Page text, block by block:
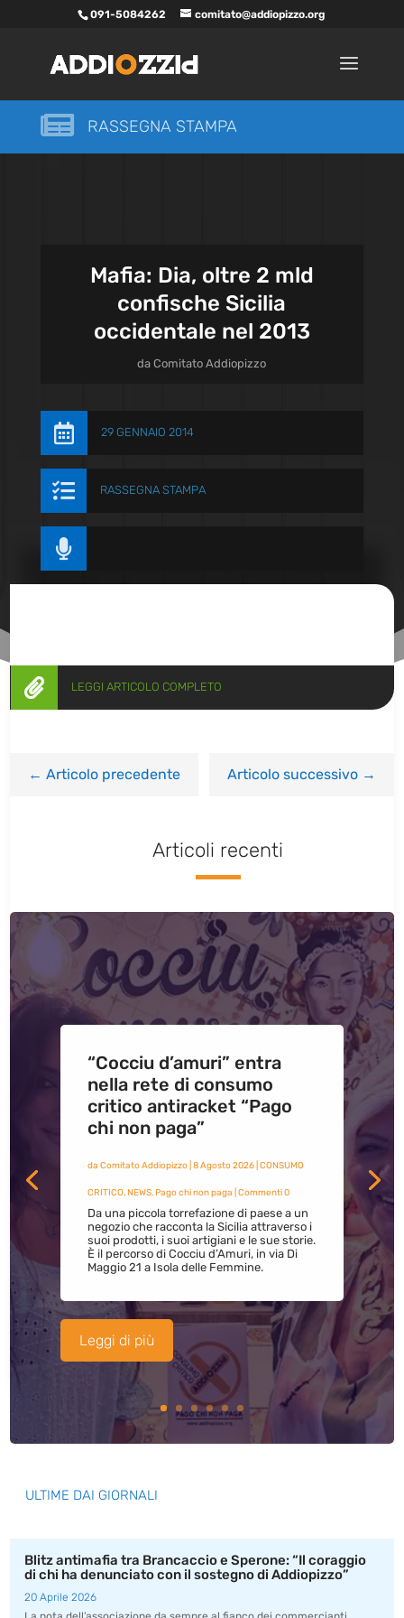
091-5084262 comitato@addiopizzo.org
 RASSEGNA STAMPA
Mafia: Dia, oltre 2 mld
confische Sicilia
occidentale nel 2013
daComitato Addiopizzo
 29 GENNAIO 2014
 RASSEGNA STAMPA

 LEGGI ARTICOLO COMPLETO
←Articolo precedente Articolo successivo→
Articoli recenti
“Cocciu d’amuri” entra
nella rete di consumo
critico antiracket “Pago
chi non paga”
da Comitato Addiopizzo| 8 Agosto 2026| CONSUMO
CRITICO,NEWS,Pago chi non paga | Commenti 0
Da una piccola torrefazione di paese a un
negozio che racconta la Sicilia attraverso i
suoi prodotti, i suoi artigiani e le sue storie.
È il percorso di Cocciu d’Amuri, in via Di
Maggio 21 a Isola delle Femmine.
Leggi di più
ULTIME DAI GIORNALI
Blitz antimafia tra Brancaccio e Sperone: “Il coraggio
di chi ha denunciato con il sostegno di Addiopizzo”
20 Aprile 2026